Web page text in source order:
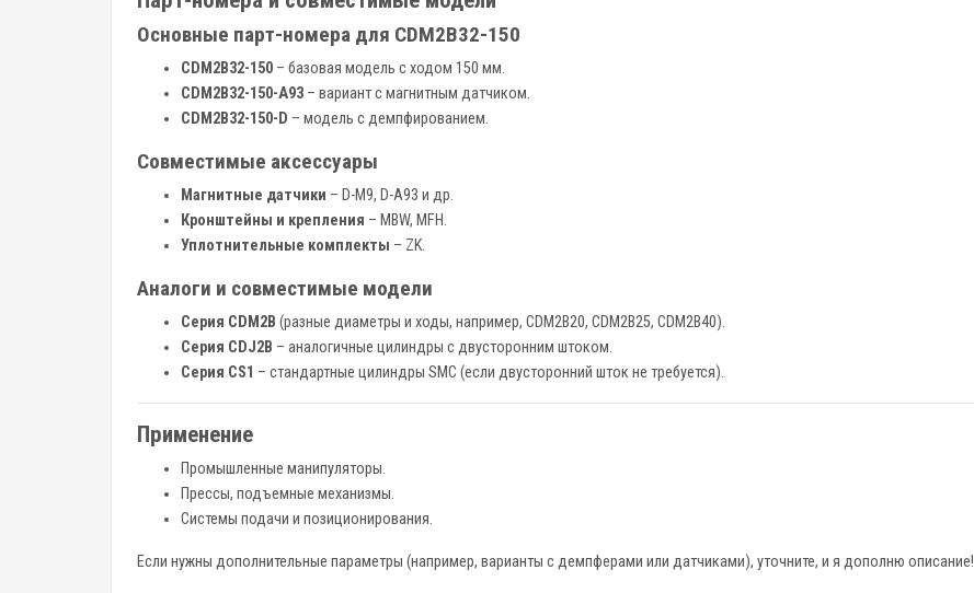
Основные парт-номера для CDM2B32-150
CDM2B32-150 – базовая модель с ходом 150 мм.
CDM2B32-150-A93 – вариант с магнитным датчиком.
CDM2B32-150-D – модель с демпфированием.
Совместимые аксессуары
Магнитные датчики – D-M9, D-A93 и др.
Кронштейны и крепления – MBW, MFH.
Уплотнительные комплекты – ZK.
Аналоги и совместимые модели
Серия CDM2B (разные диаметры и ходы, например, CDM2B20, CDM2B25, CDM2B40).
Серия CDJ2B – аналогичные цилиндры с двусторонним штоком.
Серия CS1 – стандартные цилиндры SMC (если двусторонний шток не требуется).
Применение
Промышленные манипуляторы.
Прессы, подъемные механизмы.
Системы подачи и позиционирования.
Если нужны дополнительные параметры (например, варианты с демпферами или датчиками), уточните, и я дополню описание!